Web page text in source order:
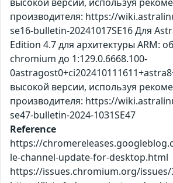
производителя: https://
se16-bulletin-20241017SE16 Для
Edition 4.7 для архитектуры ARM:
chromium до 1:129.0.6668.100-
высокой версии, используя
производителя: https://
se47-bulletin-2024-1031SE47
Reference
https://
le-channel-update-for-desktop.html
https://issues.chromium.org/issues/